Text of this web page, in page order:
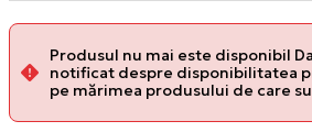
Produsul nu mai este disponibil
notificat despre disponibilitatea
pe mărimea produsului de care